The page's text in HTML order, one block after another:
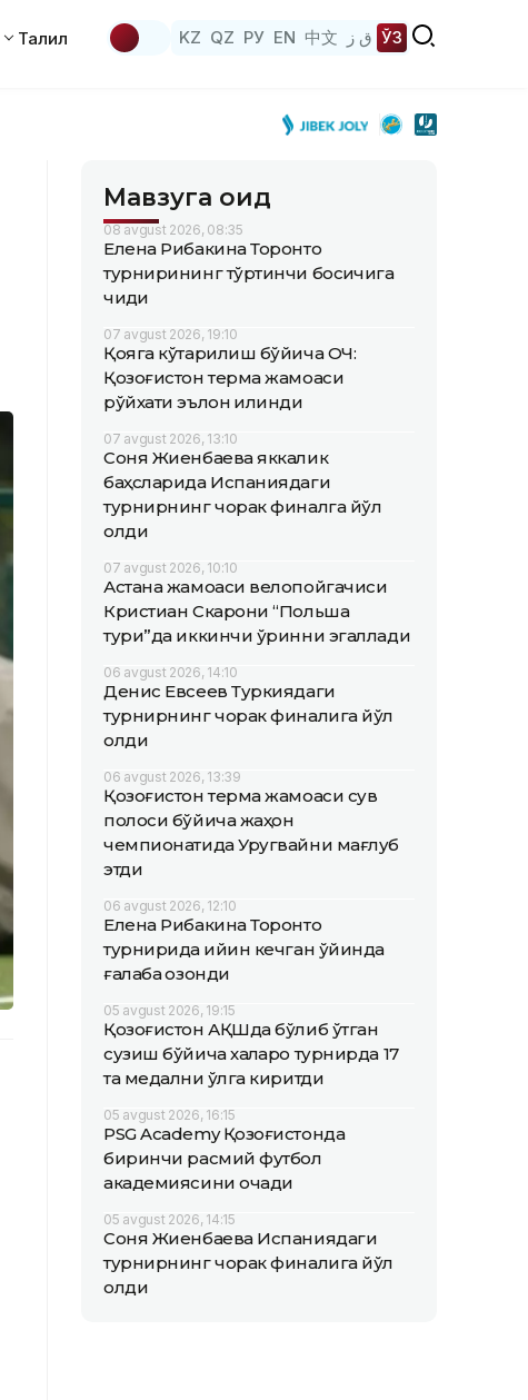
Таҳлил KZ QZ РУ EN 中文 ق ز ЎЗ
Мавзуга оид
08 avgust 2026, 08:35
Елена Рибакина Торонто
турнирининг тўртинчи босқичига
чиқди
07 avgust 2026, 19:10
Қояга кўтарилиш бўйича ОЧ:
Қозоғистон терма жамоаси
рўйхати эълон қилинди
07 avgust 2026, 13:10
Соня Жиенбаева яккалик
баҳсларида Испаниядаги
турнирнинг чорак финалга йўл
олди
07 avgust 2026, 10:10
Астана жамоаси велопойгачиси
Кристиан Скарони “Польша
тури”да иккинчи ўринни эгаллади
06 avgust 2026, 14:10
Денис Евсеев Туркиядаги
турнирнинг чорак финалига йўл
олди
06 avgust 2026, 13:39
Қозоғистон терма жамоаси сув
полоси бўйича жаҳон
чемпионатида Уругвайни мағлуб
этди
06 avgust 2026, 12:10
Елена Рибакина Торонто
турнирида қийин кечган ўйинда
ғалаба қозонди
05 avgust 2026, 19:15
Қозоғистон АҚШда бўлиб ўтган
сузиш бўйича халқаро турнирда 17
та медални қўлга киритди
05 avgust 2026, 16:15
PSG Academy Қозоғистонда
биринчи расмий футбол
академиясини очади
05 avgust 2026, 14:15
Соня Жиенбаева Испаниядаги
турнирнинг чорак финалига йўл
олди